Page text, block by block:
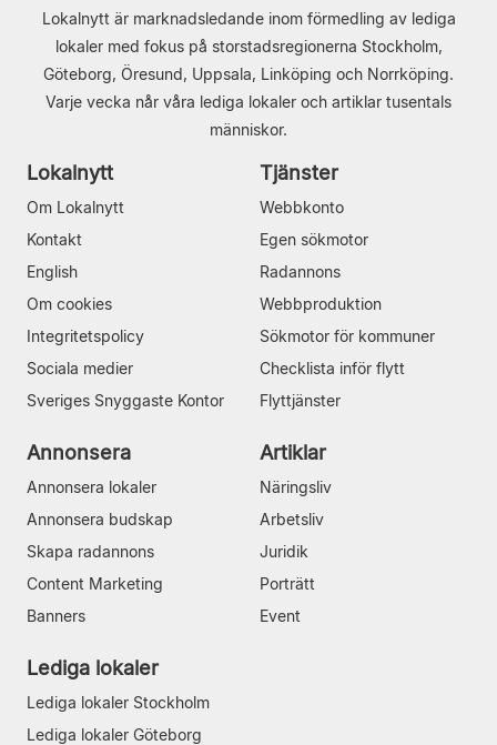
Lokalnytt är marknadsledande inom förmedling av lediga
lokaler med fokus på storstadsregionerna Stockholm,
Göteborg, Öresund, Uppsala, Linköping och Norrköping.
Varje vecka når våra lediga lokaler och artiklar tusentals
människor.
Lokalnytt
Om Lokalnytt
Kontakt
English
Om cookies
Integritetspolicy
Sociala medier
Sveriges Snyggaste Kontor
Tjänster
Webbkonto
Egen sökmotor
Radannons
Webbproduktion
Sökmotor för kommuner
Checklista inför flytt
Flyttjänster
Annonsera
Annonsera lokaler
Annonsera budskap
Skapa radannons
Content Marketing
Banners
Artiklar
Näringsliv
Arbetsliv
Juridik
Porträtt
Event
Lediga lokaler
Lediga lokaler Stockholm
Lediga lokaler Göteborg